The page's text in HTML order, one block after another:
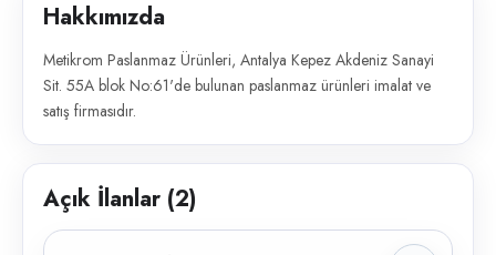
Hakkımızda
Metikrom Paslanmaz Ürünleri, Antalya Kepez Akdeniz Sanayi
Sit. 55A blok No:61'de bulunan paslanmaz ürünleri imalat ve
satış firmasıdır.
Açık İlanlar (2)